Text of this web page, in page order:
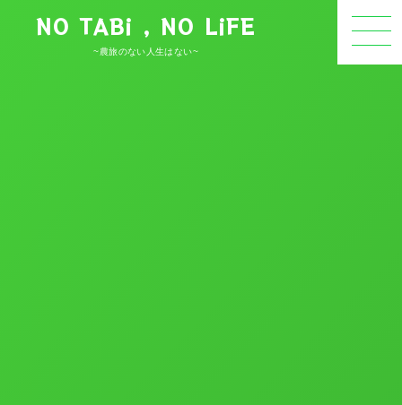
NO TABi , NO LiFE
~農旅のない人生はない~